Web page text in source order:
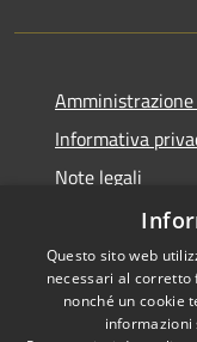
Informativa
Note legali
Dichiarazione di
RSS
Questo sito web
necessari al corretto
nonché un cookie
informazioni